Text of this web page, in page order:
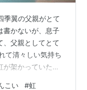
季翼の父親がとて
書かないが、息子
、父親としてとて
て清々しい気持ち
架かっていた。
こい #虹